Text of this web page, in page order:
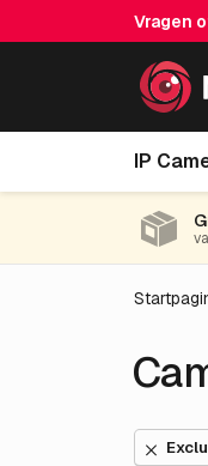
Vragen
IP